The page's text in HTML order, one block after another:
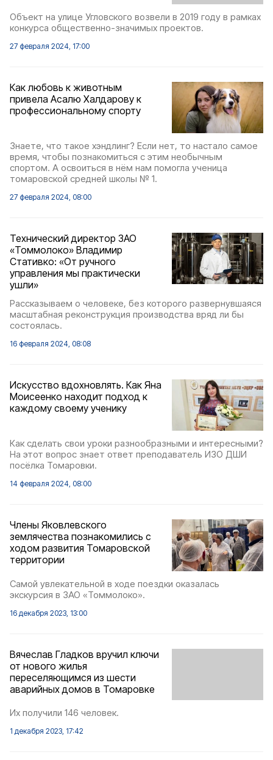
Объект на улице Угловского возвели в 2019 году в рамках
конкурса общественно-значимых проектов.
27 февраля 2024, 17:00
Как любовь к животным
привела Асалю Халдарову к
профессиональному спорту
Знаете, что такое хэндлинг? Если нет, то настало самое
время, чтобы познакомиться с этим необычным
спортом. А освоиться в нём нам помогла ученица
томаровской средней школы № 1.
27 февраля 2024, 08:00
Технический директор ЗАО
«Томмолоко» Владимир
Стативко: «От ручного
управления мы практически
ушли»
Рассказываем о человеке, без которого развернувшаяся
масштабная реконструкция производства вряд ли бы
состоялась.
16 февраля 2024, 08:08
Искусство вдохновлять. Как Яна
Моисеенко находит подход к
каждому своему ученику
Как сделать свои уроки разнообразными и интересными?
На этот вопрос знает ответ преподаватель ИЗО ДШИ
посёлка Томаровки.
14 февраля 2024, 08:00
Члены Яковлевского
землячества познакомились с
ходом развития Томаровской
территории
Самой увлекательной в ходе поездки оказалась
экскурсия в ЗАО «Томмолоко».
16 декабря 2023, 13:00
Вячеслав Гладков вручил ключи
от нового жилья
переселяющимся из шести
аварийных домов в Томаровке
Их получили 146 человек.
1 декабря 2023, 17:42